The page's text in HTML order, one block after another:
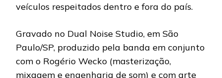
veículos respeitados dentro e fora do país.
Gravado no Dual Noise Studio, em São
Paulo/SP, produzido pela banda em conjunto
com o Rogério Wecko (masterização,
mixagem e engenharia de som) e com arte